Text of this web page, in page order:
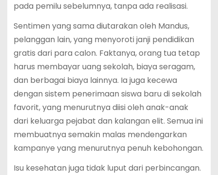
pada pemilu sebelumnya, tanpa ada realisasi.
Sentimen yang sama diutarakan oleh Mandus,
pelanggan lain, yang menyoroti janji pendidikan
gratis dari para calon. Faktanya, orang tua tetap
harus membayar uang sekolah, biaya seragam,
dan berbagai biaya lainnya. Ia juga kecewa
dengan sistem penerimaan siswa baru di sekolah
favorit, yang menurutnya diisi oleh anak-anak
dari keluarga pejabat dan kalangan elit. Semua ini
membuatnya semakin malas mendengarkan
kampanye yang menurutnya penuh kebohongan.
Isu kesehatan juga tidak luput dari perbincangan.